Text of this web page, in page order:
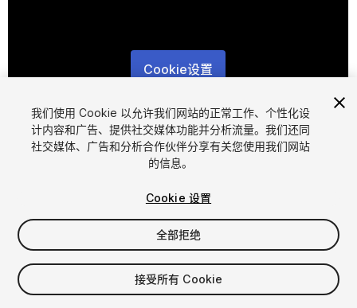
Cookie设置
1/3
$12.90
增值税将在结算时计算
我们使用 Cookie 以允许我们网站的正常工作、个性化设
计内容和广告、提供社交媒体功能并分析流量。我们还同
社交媒体、广告和分析合作伙伴分享有关您使用我们网站
的信息。
Cookie 设置
全部拒绝
接受所有 Cookie